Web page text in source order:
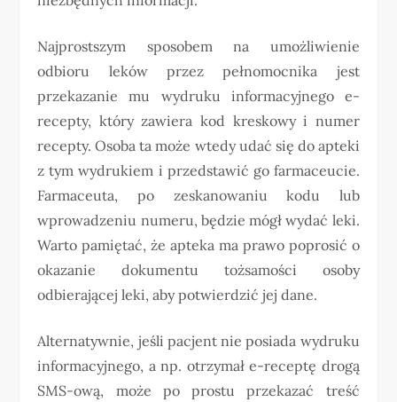
Najprostszym sposobem na umożliwienie
odbioru leków przez pełnomocnika jest
przekazanie mu wydruku informacyjnego e-
recepty, który zawiera kod kreskowy i numer
recepty. Osoba ta może wtedy udać się do apteki
z tym wydrukiem i przedstawić go farmaceucie.
Farmaceuta, po zeskanowaniu kodu lub
wprowadzeniu numeru, będzie mógł wydać leki.
Warto pamiętać, że apteka ma prawo poprosić o
okazanie dokumentu tożsamości osoby
odbierającej leki, aby potwierdzić jej dane.
Alternatywnie, jeśli pacjent nie posiada wydruku
informacyjnego, a np. otrzymał e-receptę drogą
SMS-ową, może po prostu przekazać treść